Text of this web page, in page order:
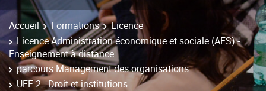
Accueil Formations
Licence
Licence Administration économique et sociale (AES) -
Enseignement à distance
parcours Management des organisations
UEF 2 - Droit et institutions